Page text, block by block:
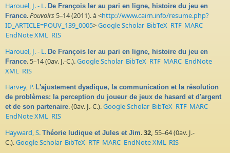
Harouel, J. - L. De François Ier au pari en ligne, histoire du jeu en
France.Pouvoirs 5–14 (2011). à <http://www.cairn.info/resume.php?
ID_ARTICLE=POUV_139_0005>Google Scholar BibTeX RTF MARC
EndNote XML RIS
Harouel, J. - L. De François Ier au pari en ligne, histoire du jeu en
France. 5–14 (0av. J.-C.).Google Scholar BibTeX RTF MARC EndNote
XML
RIS
Harvey, P. L'ajustement dyadique, la communication et la résolution
de problèmes: la perception du joueur de jeux de hasard et d'argent
et de son partenaire. (0av. J.-C.).Google Scholar BibTeX RTF MARC
EndNote XML RIS
Hayward, S. Théorie ludique et Jules et Jim.32, 55–64 (0av. J.-
C.).Google Scholar BibTeX RTF MARC EndNote XML RIS